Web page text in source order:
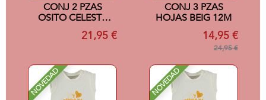
CONJ 2 PZAS
OSITO CELESTE
21,95 €
CONJ 3 PZAS
HOJAS BEIG 12M
14,95 €
24,95 €
NOVEDAD NOVEDAD